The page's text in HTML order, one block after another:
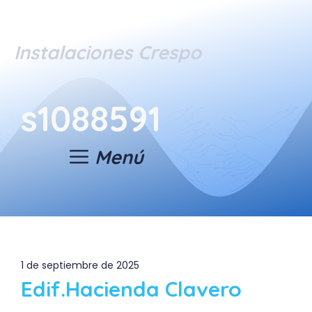
contenido
Instalaciones Crespo
Menú
s1088591
1 de septiembre de 2025
Edif.Hacienda Clavero